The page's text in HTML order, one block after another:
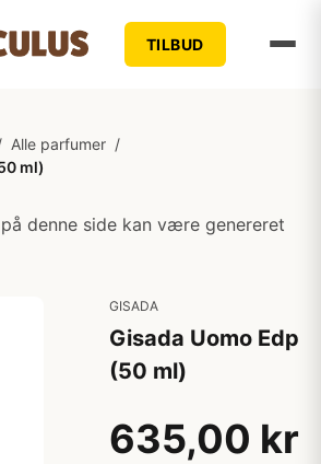
TILBUD
Alle parfumer /
ml)
denne side kan være genereret
GISADA
Gisada Uomo Edp
(50 ml)
635,00 kr